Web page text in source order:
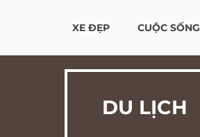
XE ĐẸP CUỘC SỐNG
DU LỊCH